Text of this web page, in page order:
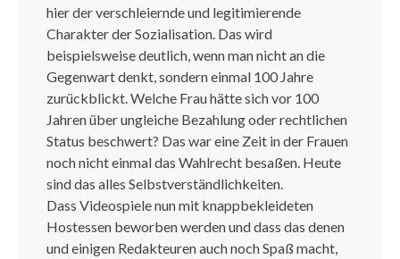
hier der verschleiernde und legitimierende
Charakter der Sozialisation. Das wird
beispielsweise deutlich, wenn man nicht an die
Gegenwart denkt, sondern einmal 100 Jahre
zurückblickt. Welche Frau hätte sich vor 100
Jahren über ungleiche Bezahlung oder rechtlichen
Status beschwert? Das war eine Zeit in der Frauen
noch nicht einmal das Wahlrecht besaßen. Heute
sind das alles Selbstverständlichkeiten.
Dass Videospiele nun mit knappbekleideten
Hostessen beworben werden und dass das denen
und einigen Redakteuren auch noch Spaß macht,